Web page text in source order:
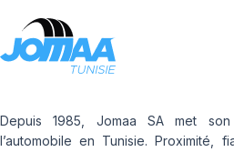
Depuis 1985, Jomaa SA met
l’automobile en Tunisie. Proximité,